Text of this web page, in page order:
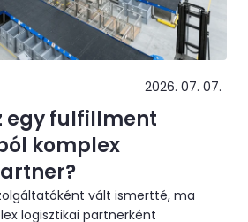
2026. 07. 07.
egy fulfillment
komplex
vált ismertté, ma
logisztikai partnerként